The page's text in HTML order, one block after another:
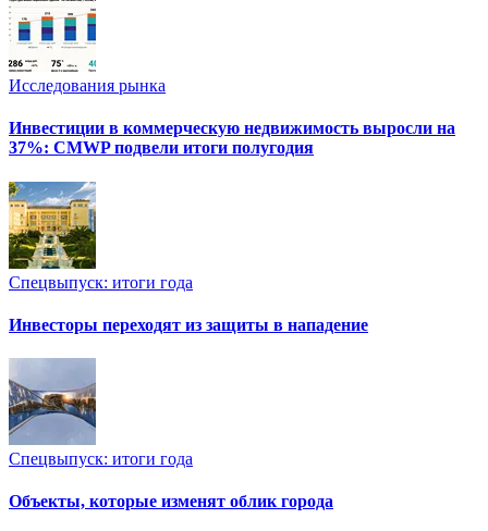
Исследования рынка
Инвестиции в коммерческую недвижимость выросли на
37%: CMWP подвели итоги полугодия
Спецвыпуск: итоги года
Инвесторы переходят из защиты в нападение
Спецвыпуск: итоги года
Объекты, которые изменят облик города